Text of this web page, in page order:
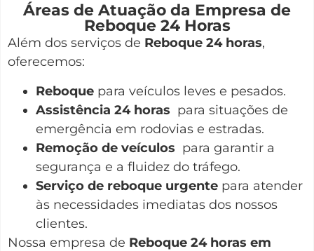
Áreas de Atuação da Empresa de
Reboque 24 Horas
Além dos serviços de Reboque 24 horas,
oferecemos:
Reboque para veículos leves e pesados.
Assistência 24 horas para situações de
emergência em rodovias e estradas.
Remoção de veículos para garantir a
segurança e a fluidez do tráfego.
Serviço de reboque urgente para atender
às necessidades imediatas dos nossos
clientes.
Nossa empresa de Reboque 24 horas em